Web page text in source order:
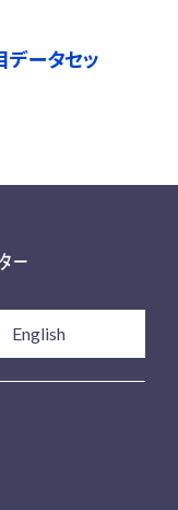
データセッ
English